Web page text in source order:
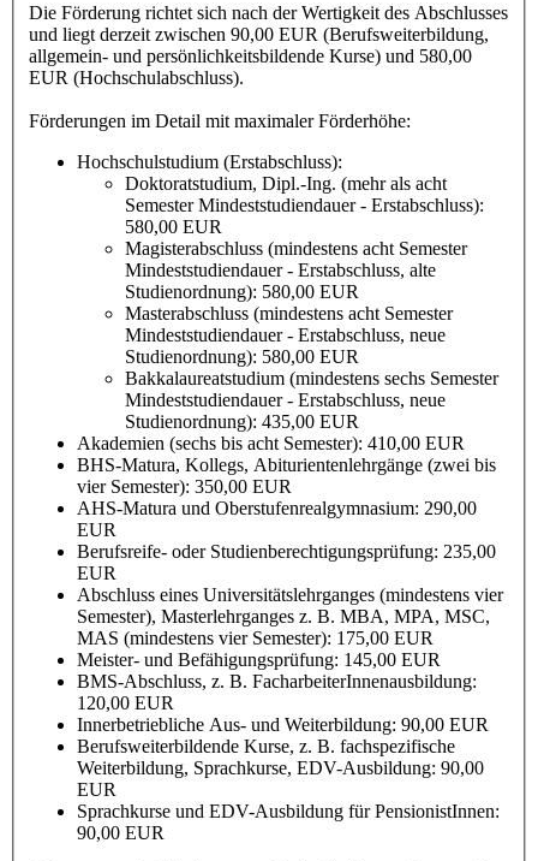
Die Förderung richtet sich nach der Wertigkeit des Abschlusses
und liegt derzeit zwischen 90,00 EUR (Berufsweiterbildung,
allgemein- und persönlichkeitsbildende Kurse) und 580,00
EUR (Hochschulabschluss).
Förderungen im Detail mit maximaler Förderhöhe:
Hochschulstudium (Erstabschluss):
Doktoratstudium, Dipl.-Ing. (mehr als acht
Semester Mindeststudiendauer - Erstabschluss):
580,00 EUR
Magisterabschluss (mindestens acht Semester
Mindeststudiendauer - Erstabschluss, alte
Studienordnung): 580,00 EUR
Masterabschluss (mindestens acht Semester
Mindeststudiendauer - Erstabschluss, neue
Studienordnung): 580,00 EUR
Bakkalaureatstudium (mindestens sechs Semester
Mindeststudiendauer - Erstabschluss, neue
Studienordnung): 435,00 EUR
Akademien (sechs bis acht Semester): 410,00 EUR
BHS-Matura, Kollegs, Abiturientenlehrgänge (zwei bis
vier Semester): 350,00 EUR
AHS-Matura und Oberstufenrealgymnasium: 290,00
EUR
Berufsreife- oder Studienberechtigungsprüfung: 235,00
EUR
Abschluss eines Universitätslehrganges (mindestens vier
Semester), Masterlehrganges z. B. MBA, MPA, MSC,
MAS (mindestens vier Semester): 175,00 EUR
Meister- und Befähigungsprüfung: 145,00 EUR
BMS-Abschluss, z. B. FacharbeiterInnenausbildung:
120,00 EUR
Innerbetriebliche Aus- und Weiterbildung: 90,00 EUR
Berufsweiterbildende Kurse, z. B. fachspezifische
Weiterbildung, Sprachkurse, EDV-Ausbildung: 90,00
EUR
Sprachkurse und EDV-Ausbildung für PensionistInnen:
90,00 EUR